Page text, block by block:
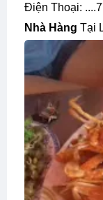
Điện Thoại:
Nhà Hàng Tại